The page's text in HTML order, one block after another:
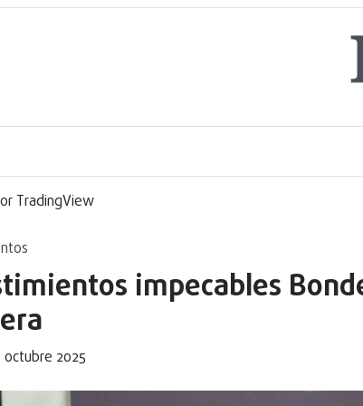
TradingView
impecables
2025